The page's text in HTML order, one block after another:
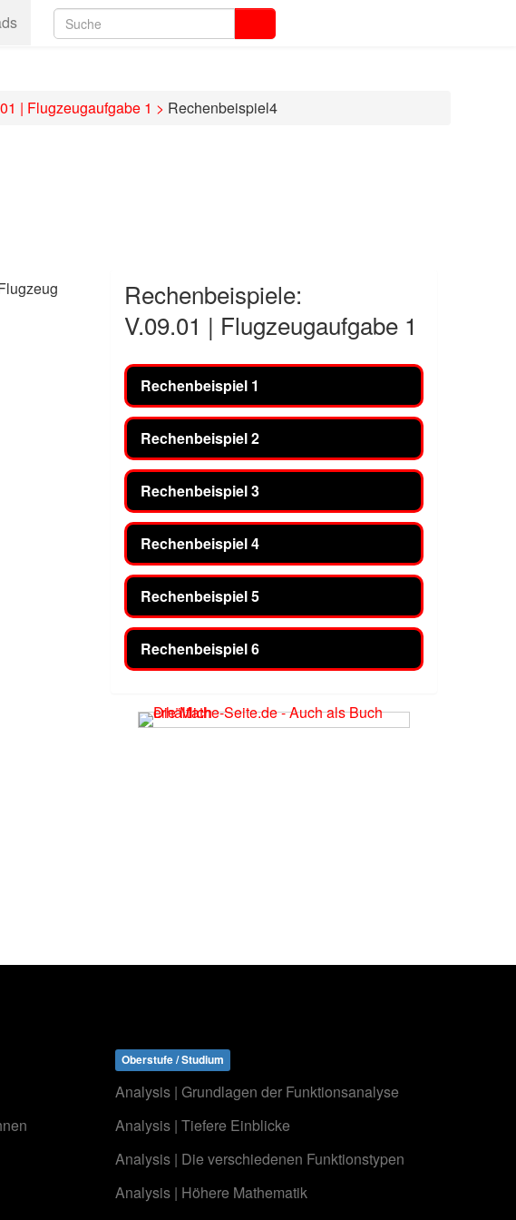
| Flugzeugaufgabe 1 > Rechenbeispiel4
Rechenbeispiele:
V.09.01 | Flugzeugaufgabe 1
Rechenbeispiel 1
Rechenbeispiel 2
Rechenbeispiel 3
Rechenbeispiel 4
Rechenbeispiel 5
Rechenbeispiel 6
Oberstufe / Studium
Analysis | Grundlagen der Funktionsanalyse
Analysis | Tiefere Einblicke
Analysis | Die verschiedenen Funktionstypen
Analysis | Höhere Mathematik